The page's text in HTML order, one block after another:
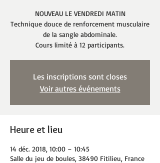
NOUVEAU LE VENDREDI MATIN
Technique douce de renforcement musculaire
de la sangle abdominale.
Cours limité à 12 participants.
Les inscriptions sont closes
Voir autres événements
Heure et lieu
14 déc. 2018, 10:00 – 10:45
Salle du jeu de boules, 38490 Fitilieu, France